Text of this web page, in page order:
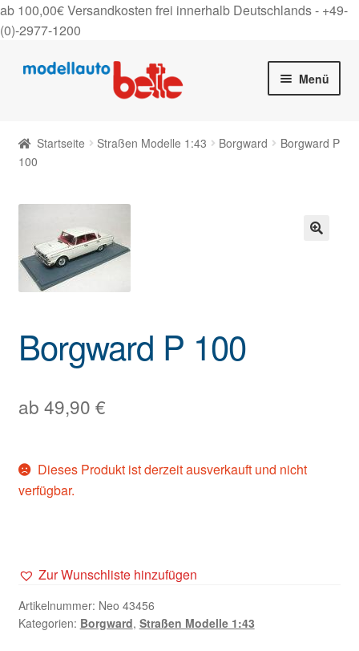
ab 100,00€ Versandkosten frei innerhalb Deutschlands - +49-
(0)-2977-1200
Zur
Zum
Menü
Shop
Gutscheine
Über uns
On Tour
Kontakt
Startseite Straßen Modelle 1:43 Borgward
Borgward P
100
Borgward P 100
ab 49,90 €
Dieses Produkt ist derzeit ausverkauft und nicht
verfügbar.
Zur Wunschliste hinzufügen
Artikelnummer: Neo 43456
Kategorien: Borgward, Straßen Modelle 1:43